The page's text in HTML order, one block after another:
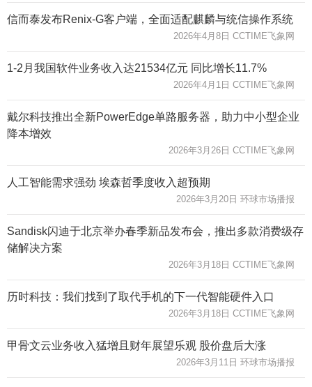
信而泰发布Renix-G客户端，全面适配麒麟与统信操作系统
2026年4月8日 CCTIME飞象网
1-2月我国软件业务收入达21534亿元 同比增长11.7%
2026年4月1日 CCTIME飞象网
戴尔科技推出全新PowerEdge单路服务器，助力中小型企业
降本增效
2026年3月26日 CCTIME飞象网
人工智能需求强劲 埃森哲季度收入超预期
2026年3月20日 环球市场播报
Sandisk闪迪于北京举办春季新品发布会，推出多款消费级存
储解决方案
2026年3月18日 CCTIME飞象网
历时科技：我们找到了取代手机的下一代智能硬件入口
2026年3月18日 CCTIME飞象网
甲骨文云业务收入猛增且财年展望乐观 股价盘后大涨
2026年3月11日 环球市场播报